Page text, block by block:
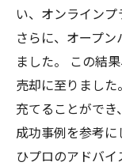
い、オンラインプ
さらに、オープ
ました。 この結
売却に至りまし
充てることがで
成功事例を参考
ひプロのアドバイ